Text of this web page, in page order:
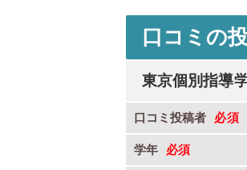
口コミの
東京個別指導
口コミ投稿者
学年